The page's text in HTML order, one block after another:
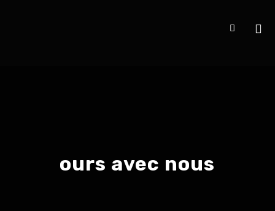
ours avec nous